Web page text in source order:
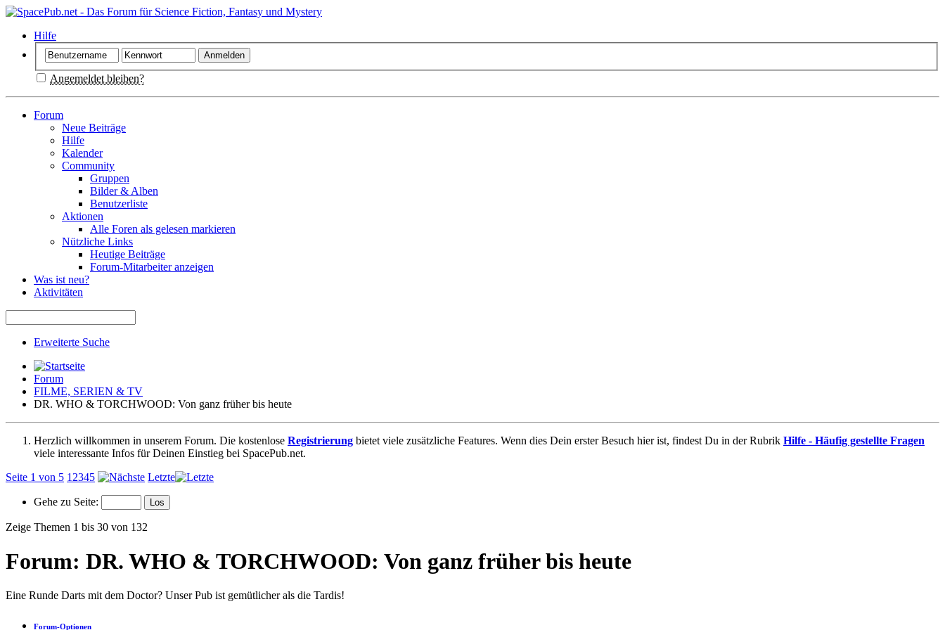
Hilfe
Angemeldet bleiben?
Forum
Neue Beiträge
Hilfe
Kalender
Community
Gruppen
Bilder & Alben
Benutzerliste
Aktionen
Alle Foren als gelesen markieren
Nützliche Links
Heutige Beiträge
Forum-Mitarbeiter anzeigen
Was ist neu?
Aktivitäten
Erweiterte Suche
Forum
FILME, SERIEN & TV
DR. WHO & TORCHWOOD: Von ganz früher bis heute
Herzlich willkommen in unserem Forum. Die kostenlose Registrierung bietet viele zusätzliche Features. Wenn dies Dein erster Besuch hier ist, findest Du in der Rubrik Hilfe - Häufig gestellte Fragen
viele interessante Infos für Deinen Einstieg bei SpacePub.net.
Seite 1 von 5 1 2345 Letzte
Gehe zu Seite:
Zeige Themen 1 bis 30 von 132
Forum: DR. WHO & TORCHWOOD: Von ganz früher bis heute
Eine Runde Darts mit dem Doctor? Unser Pub ist gemütlicher als die Tardis!
Forum-Optionen